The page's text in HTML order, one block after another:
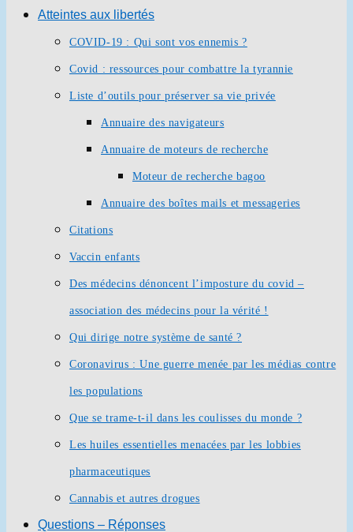
Atteintes aux libertés
COVID-19 : Qui sont vos ennemis ?
Covid : ressources pour combattre la tyrannie
Liste d’outils pour préserver sa vie privée
Annuaire des navigateurs
Annuaire de moteurs de recherche
Moteur de recherche bagoo
Annuaire des boîtes mails et messageries
Citations
Vaccin enfants
Des médecins dénoncent l’imposture du covid –
association des médecins pour la vérité !
Qui dirige notre système de santé ?
Coronavirus : Une guerre menée par les médias contre
les populations
Que se trame-t-il dans les coulisses du monde ?
Les huiles essentielles menacées par les lobbies
pharmaceutiques
Cannabis et autres drogues
Questions – Réponses